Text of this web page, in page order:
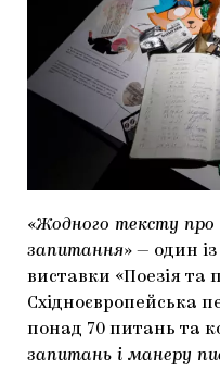
CARPATHIAN
«Жодного тексту про
запитання» — один
виставки «Поезія та
Східноєвропейська
понад 70 питань та
запитань і манеру